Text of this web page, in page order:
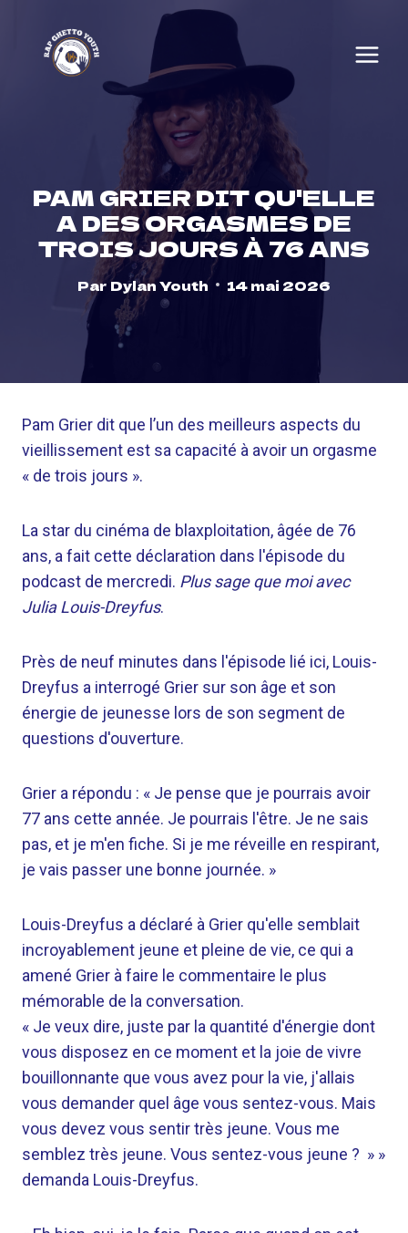
content
PAM GRIER DIT QU'ELLE
A DES ORGASMES DE
TROIS JOURS À 76 ANS
Par Dylan Youth 14 mai 2026
Pam Grier dit que l’un des meilleurs aspects du
vieillissement est sa capacité à avoir un orgasme
« de trois jours ».
La star du cinéma de blaxploitation, âgée de 76
ans, a fait cette déclaration dans l'épisode du
podcast de mercredi. Plus sage que moi avec
Julia Louis-Dreyfus.
Près de neuf minutes dans l'épisode lié ici, Louis-
Dreyfus a interrogé Grier sur son âge et son
énergie de jeunesse lors de son segment de
questions d'ouverture.
Grier a répondu : « Je pense que je pourrais avoir
77 ans cette année. Je pourrais l'être. Je ne sais
pas, et je m'en fiche. Si je me réveille en respirant,
je vais passer une bonne journée. »
Louis-Dreyfus a déclaré à Grier qu'elle semblait
incroyablement jeune et pleine de vie, ce qui a
amené Grier à faire le commentaire le plus
mémorable de la conversation.
« Je veux dire, juste par la quantité d'énergie dont
vous disposez en ce moment et la joie de vivre
bouillonnante que vous avez pour la vie, j'allais
vous demander quel âge vous sentez-vous. Mais
vous devez vous sentir très jeune. Vous me
semblez très jeune. Vous sentez-vous jeune ? » »
demanda Louis-Dreyfus.